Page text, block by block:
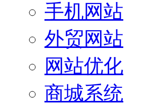
手机网站
外贸网站
网站优化
商城系统